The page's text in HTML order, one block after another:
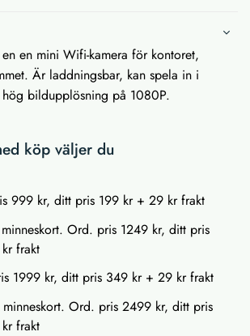
en mini Wifi-kamera för kontoret,
Är laddningsbar, kan spela in i
bildupplösning på 1080P.
köp väljer du
999 kr, ditt pris 199 kr + 29 kr frakt
Ord. pris 1249 kr, ditt pris
frakt
1999 kr, ditt pris 349 kr + 29 kr frakt
Ord. pris 2499 kr, ditt pris
frakt